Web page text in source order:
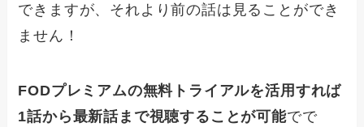
できますが、それより前の話は見ることができ
ません！
FODプレミアムの無料トライアルを活用すれば
1話から最新話まで視聴することが可能でで